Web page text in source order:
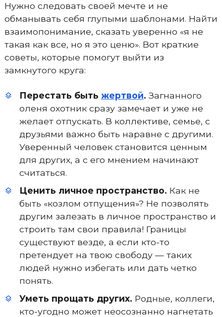
Нужно следовать своей мечте и не
обманывать себя глупыми шаблонами. Найти
взаимопонимание, сказать уверенно «я не
такая как все, но я это ценю». Вот краткие
советы, которые помогут выйти из
замкнутого круга:
Перестать быть жертвой. Загнанного
оленя охотник сразу замечает и уже не
желает отпускать. В коллективе, семье, с
друзьями важно быть наравне с другими.
Уверенный человек становится ценным
для других, а с его мнением начинают
считаться.
Ценить личное пространство. Как не
быть «козлом отпущения»? Не позволять
другим залезать в личное пространство и
строить там свои правила! Границы
существуют везде, а если кто-то
претендует на твою свободу — таких
людей нужно избегать или дать четко
понять.
Уметь прощать других. Родные, коллеги,
кто-угодно может неосознанно нагнетать